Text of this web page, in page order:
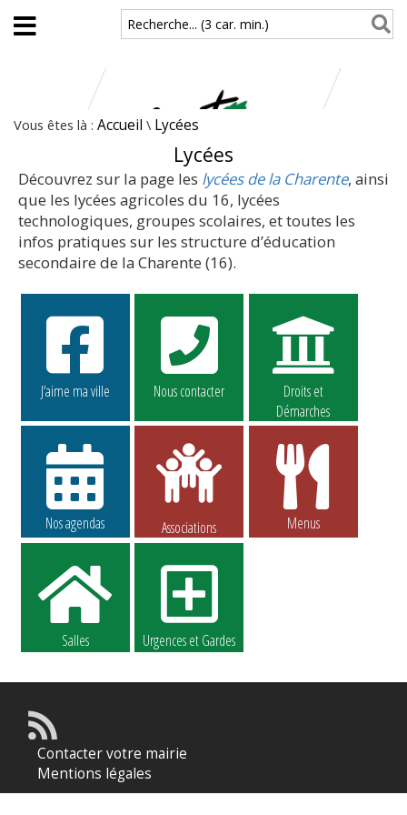
Aller au contenu principal
Recherche... (3 car. min.)
Vous êtes là : Accueil \ Lycées
Lycées
Découvrez sur la page les lycées de la Charente, ainsi
que les lycées agricoles du 16, lycées
technologiques, groupes scolaires, et toutes les
infos pratiques sur les structure d’éducation
secondaire de la Charente (16).
J’aime ma ville Nous contacter
Droits et
Démarches
Nos agendas Associations Menus
Salles Urgences et Gardes
Contacter votre mairie
Mentions légales